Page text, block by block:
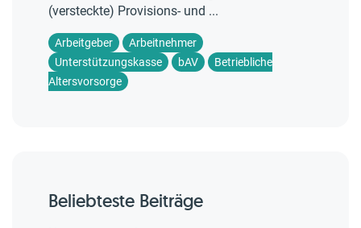
(versteckte) Provisions- und ...
Arbeitgeber
Arbeitnehmer
Unterstützungskasse
bAV
Betriebliche
Altersvorsorge
Beliebteste Beiträge